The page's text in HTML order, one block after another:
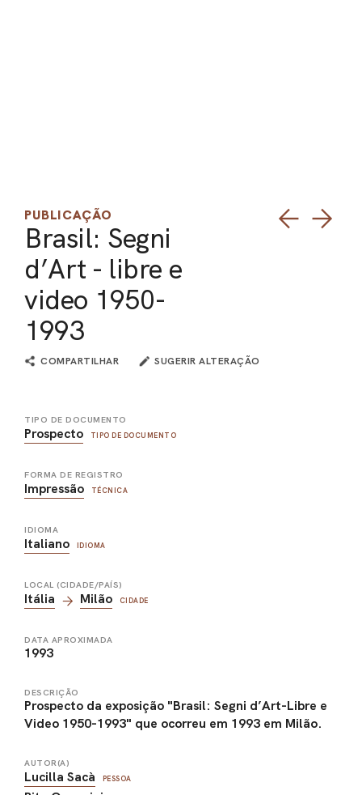
PUBLICAÇÃO
Brasil: Segni
d’Art - libre e
video 1950-
1993
COMPARTILHAR SUGERIR ALTERAÇÃO
TIPO DE DOCUMENTO
Prospecto TIPO DE DOCUMENTO
FORMA DE REGISTRO
Impressão TÉCNICA
IDIOMA
Italiano IDIOMA
LOCAL (CIDADE/PAÍS)
Itália Milão CIDADE
DATA APROXIMADA
1993
DESCRIÇÃO
Prospecto da exposição "Brasil: Segni d’Art-Libre e
Video 1950-1993" que ocorreu em 1993 em Milão.
AUTOR(A)
Lucilla Sacà PESSOA